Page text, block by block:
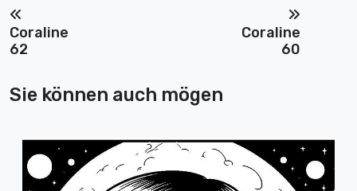
Coraline
62
Coraline
60
Sie können auch mögen